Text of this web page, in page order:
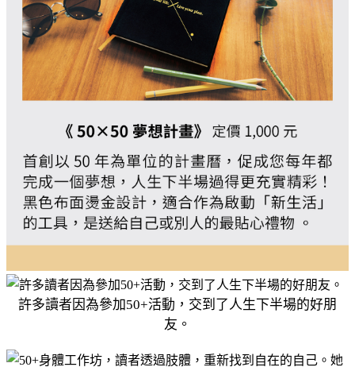
許多讀者因為參加50+活動，交到了人生下半場的好朋
友。